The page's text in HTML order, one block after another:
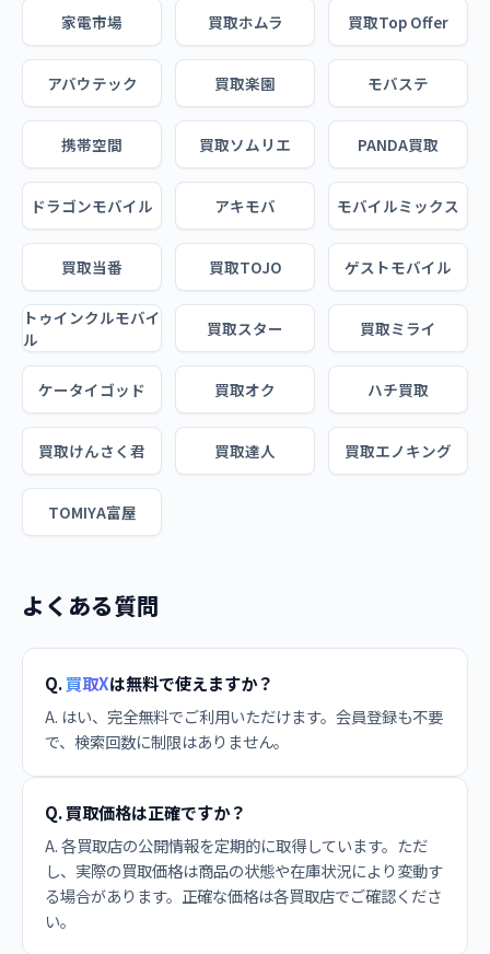
家電市場 買取ホムラ 買取Top Offer
アバウテック 買取楽園 モバステ
携帯空間 買取ソムリエ PANDA買取
ドラゴンモバイル アキモバ モバイルミックス
買取当番 買取TOJO ゲストモバイル
トゥインクルモバイ
ル
買取スター 買取ミライ
ケータイゴッド 買取オク ハチ買取
買取けんさく君 買取達人 買取エノキング
TOMIYA富屋
よくある質問
Q.買取Xは無料で使えますか？
A. はい、完全無料でご利用いただけます。会員登録も不要
で、検索回数に制限はありません。
Q. 買取価格は正確ですか？
A. 各買取店の公開情報を定期的に取得しています。ただ
し、実際の買取価格は商品の状態や在庫状況により変動す
る場合があります。正確な価格は各買取店でご確認くださ
い。